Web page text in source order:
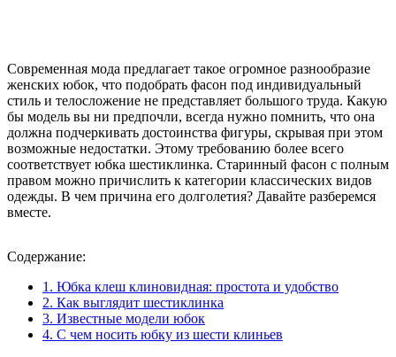
Современная мода предлагает такое огромное разнообразие
женских юбок, что подобрать фасон под индивидуальный
стиль и телосложение не представляет большого труда. Какую
бы модель вы ни предпочли, всегда нужно помнить, что она
должна подчеркивать достоинства фигуры, скрывая при этом
возможные недостатки. Этому требованию более всего
соответствует юбка шестиклинка. Старинный фасон с полным
правом можно причислить к категории классических видов
одежды. В чем причина его долголетия? Давайте разберемся
вместе.
Содержание:
1. Юбка клеш клиновидная: простота и удобство
2. Как выглядит шестиклинка
3. Известные модели юбок
4. С чем носить юбку из шести клиньев